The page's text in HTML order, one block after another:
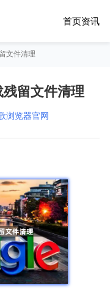
首页资讯
文件清理
留文件清理
浏览器官网